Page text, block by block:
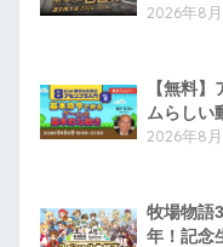
2026年8
【無料
ムらしい
2026年8
牧場物語
年！記念